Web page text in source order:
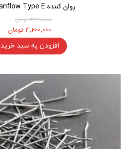
روان کننده Panflow Type E پنتا
۳,۴۴۰,۰۰۰ تومان
۳,۴۰۰,۰۰۰ تومان
افزودن به سبد خرید